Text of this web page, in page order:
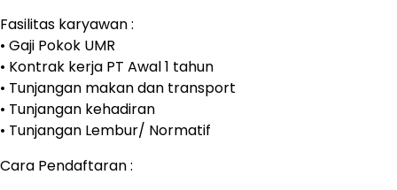
Fasilitas karyawan :
• Gaji Pokok UMR
• Kontrak kerja PT Awal 1 tahun
• Tunjangan makan dan transport
• Tunjangan kehadiran
• Tunjangan Lembur/ Normatif
Cara Pendaftaran :